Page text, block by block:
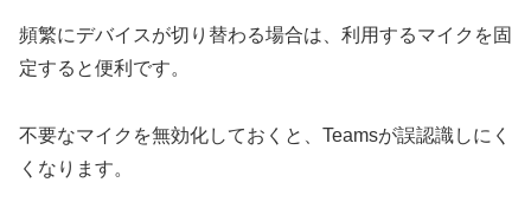
頻繁にデバイスが切り替わる場合は、利用するマイクを固
定すると便利です。
不要なマイクを無効化しておくと、Teamsが誤認識しにく
くなります。